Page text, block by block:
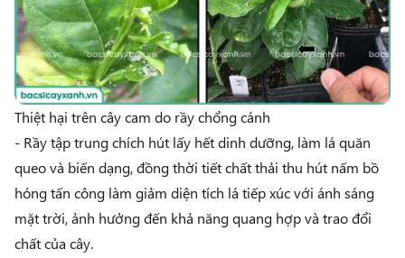
Thiệt hại trên cây cam do rầy chổng cánh
- Rầy tập trung chích hút lấy hết dinh dưỡng, làm lá quăn
queo và biến dạng, đồng thời tiết chất thải thu hút nấm bồ
hóng tấn công làm giảm diện tích lá tiếp xúc với ánh sáng
mặt trời, ảnh hưởng đến khả năng quang hợp và trao đổi
chất của cây.